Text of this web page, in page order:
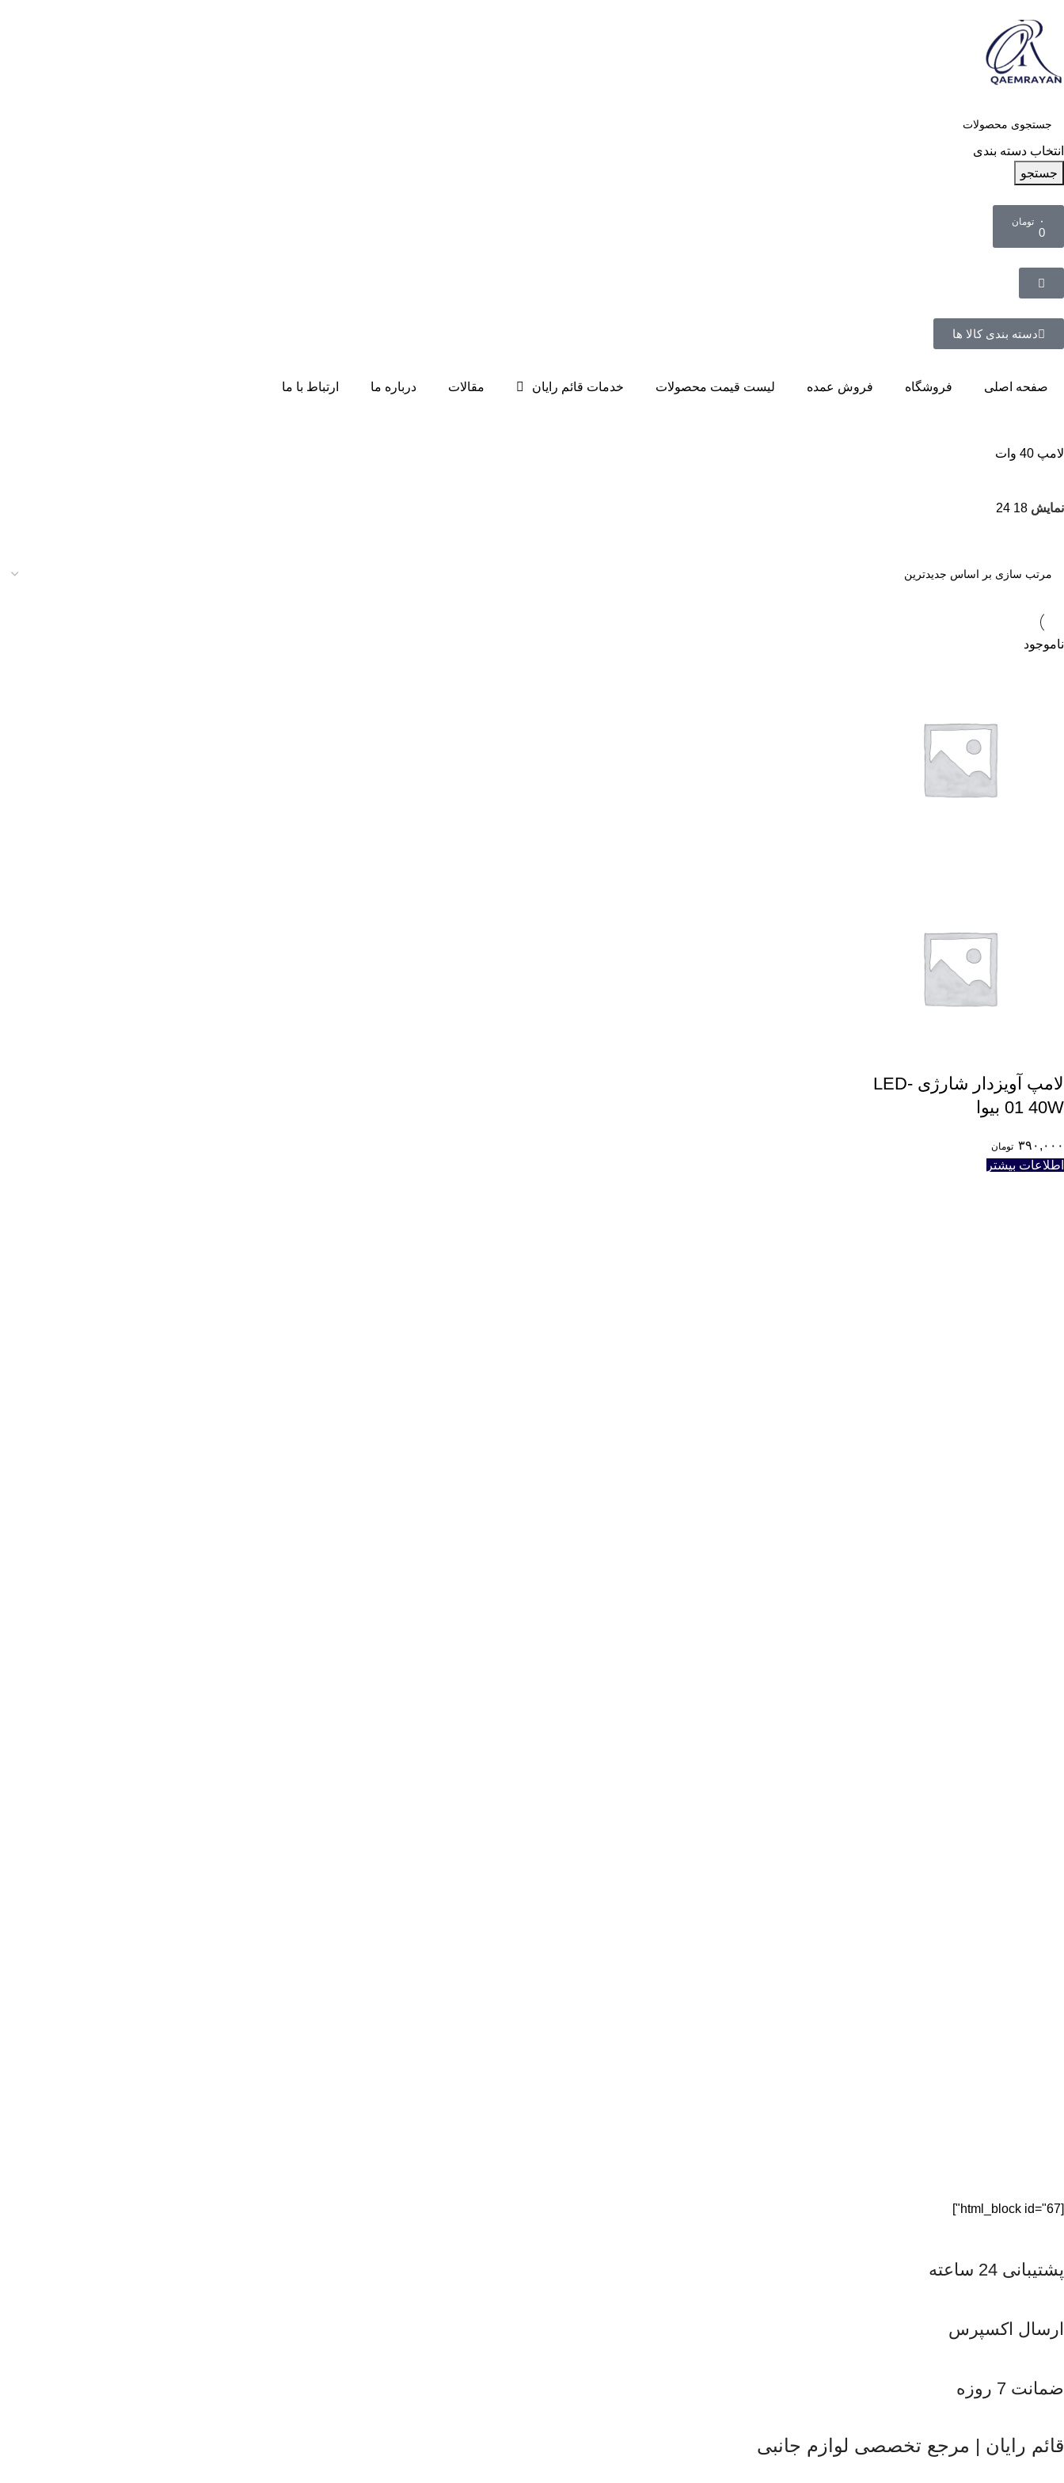
انتخاب دسته بندی
جستجو
۰ تومان
0
دسته بندی کالا ها
صفحه اصلی فروشگاه فروش عمده لیست قیمت محصولات خدمات قائم رایان مقالات درباره ما ارتباط با ما
لامپ 40 وات
نمایش 18
24
ناموجود
لامپ آویزدار شارژی LED-
01 40W بیوا
۳۹۰,۰۰۰ تومان
اطلاعات بیشتر
[html_block id="67"]
پشتیبانی 24 ساعته
ارسال اکسپرس
ضمانت 7 روزه
قائم رایان | مرجع تخصصی لوازم جانبی